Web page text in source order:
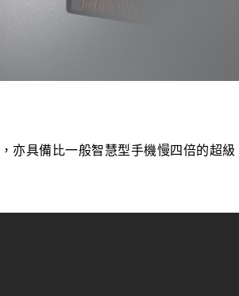
亦具備比一般智慧型手機慢四倍的超級